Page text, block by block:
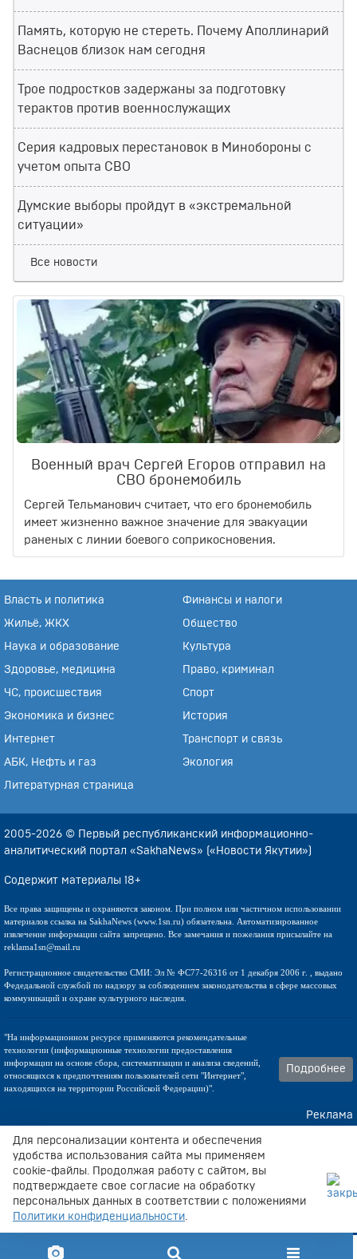
Память, которую не стереть. Почему Аполлинарий
Васнецов близок нам сегодня
Трое подростков задержаны за подготовку
терактов против военнослужащих
Серия кадровых перестановок в Минобороны с
учетом опыта СВО
Думские выборы пройдут в «экстремальной
ситуации»
Все новости
Военный врач Сергей Егоров отправил на
СВО бронемобиль
Сергей Тельманович считает, что его бронемобиль
имеет жизненно важное значение для эвакуации
раненых с линии боевого соприкосновения.
Власть и политика Финансы и налоги
Жильё, ЖКХ Общество
Наука и образование Культура
Здоровье, медицина Право, криминал
ЧС, происшествия Спорт
Экономика и бизнес История
Интернет Транспорт и связь
АБК, Нефть и газ Экология
Литературная страница
2005-2026 © Первый республиканский информационно-
аналитический портал «SakhaNews» («Новости Якутии»)
Содержит материалы 18+
Все права защищены и охраняются законом. При полном или частичном использовании
материалов ссылка на SakhaNews (www.1sn.ru) обязательна. Автоматизированное
извлечение информации сайта запрещено. Все замечания и пожелания присылайте на
reklama1sn@mail.ru
Регистрационное свидетельство СМИ: Эл № ФС77-26316 от 1 декабря 2006 г. , выдано
Федедальной службой по надзору за соблюдением законодательства в сфере массовых
коммуникаций и охране культурного наследия.
"На информационном ресурсе применяются рекомендательные
технологии (информационные технологии предоставления
информации на основе сбора, систематизации и анализа сведений,
относящихся к предпочтениям пользователей сети "Интернет",
находящихся на территории Российской Федерации)".
Подробнее
Реклама
Техническа поддержка
Для персонализации контента и обеспечения
удобства использования сайта мы применяем
cookie-файлы. Продолжая работу с сайтом, вы
подтверждаете свое согласие на обработку
персональных данных в соответствии с положениями
Политики конфиденциальности.